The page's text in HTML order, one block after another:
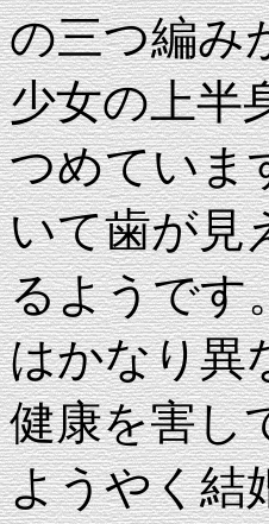
の三つ編み
少女の上半
つめていま
いて歯が見
るようです
はかなり異
健康を害し
ようやく結